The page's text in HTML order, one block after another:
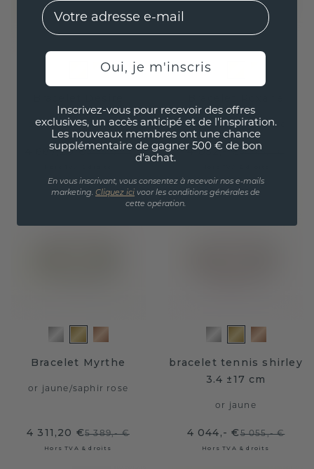
or jaune/saphir rose
4 687,20 €
or jaune /saphir rose
4 052,- €
Bracelet Myrthe
or jaune/saphir rose
4 311,20 €5 389,- €
Hors TVA & droits
bracelet tennis shirley
3.4 ±17 cm
or jaune
4 044,- €5 055,- €
Hors TVA & droits
EMail
Oui, je m'inscris
Inscrivez-vous pour recevoir des offres
exclusives, un accès anticipé et de l'inspiration.
Les nouveaux membres ont une chance
supplémentaire de gagner 500 € de bon
d'achat.
En vous inscrivant, vous consentez à recevoir nos e-mails
marketing. Cliquez ici voor les conditions générales de
cette opération.